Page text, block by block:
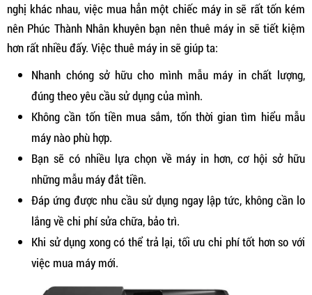
nghị khác nhau, việc mua hẳn một chiếc máy in sẽ rất tốn kém
nên Phúc Thành Nhân khuyên bạn nên thuê máy in sẽ tiết kiệm
hơn rất nhiều đấy. Việc thuê máy in sẽ giúp ta:
Nhanh chóng sở hữu cho mình mẫu máy in chất lượng,
đúng theo yêu cầu sử dụng của mình.
Không cần tốn tiền mua sắm, tốn thời gian tìm hiểu mẫu
máy nào phù hợp.
Bạn sẽ có nhiều lựa chọn về máy in hơn, cơ hội sở hữu
những mẫu máy đắt tiền.
Đáp ứng được nhu cầu sử dụng ngay lập tức, không cần lo
lắng về chi phí sửa chữa, bảo trì.
Khi sử dụng xong có thể trả lại, tối ưu chi phí tốt hơn so với
việc mua máy mới.